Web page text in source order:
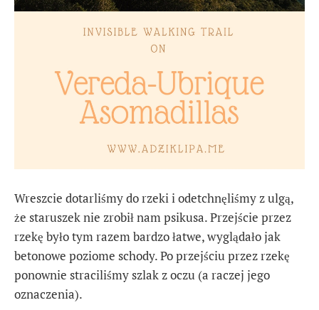
Wreszcie dotarliśmy do rzeki i odetchnęliśmy z ulgą,
że staruszek nie zrobił nam psikusa. Przejście przez
rzekę było tym razem bardzo łatwe, wyglądało jak
betonowe poziome schody. Po przejściu przez rzekę
ponownie straciliśmy szlak z oczu (a raczej jego
oznaczenia).